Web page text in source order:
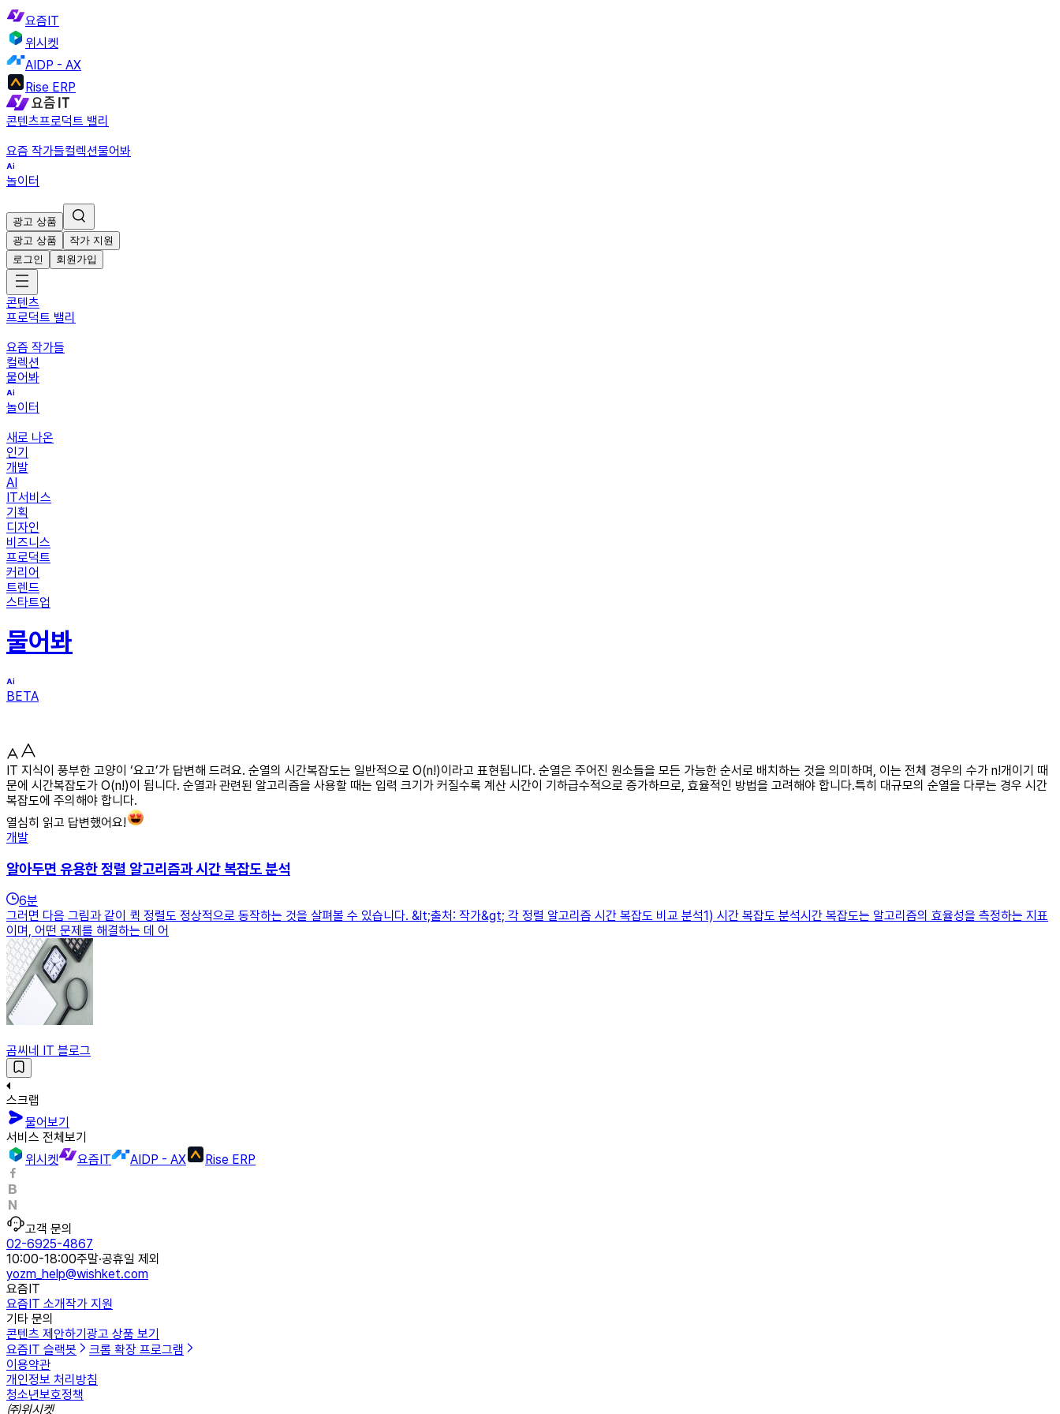
요즘IT
위시켓
AIDP - AX
Rise ERP
콘텐츠프로덕트 밸리
요즘 작가들컬렉션물어봐
놀이터
광고 상품
광고 상품
작가 지원
로그인
회원가입
콘텐츠
프로덕트 밸리
요즘 작가들
컬렉션
물어봐
놀이터
새로 나온
인기
개발
AI
IT서비스
기획
디자인
비즈니스
프로덕트
커리어
트렌드
스타트업
물어봐
BETA
IT 지식이 풍부한 고양이 ‘요고’가 답변해 드려요. 순열의 시간복잡도는 일반적으로 O(n!)이라고 표현됩니다. 순열은 주어진 원소들을 모든 가능한 순서로 배치하는 것을 의미하며, 이는 전체 경우의 수가 n!개이기 때
문에 시간복잡도가 O(n!)이 됩니다. 순열과 관련된 알고리즘을 사용할 때는 입력 크기가 커질수록 계산 시간이 기하급수적으로 증가하므로, 효율적인 방법을 고려해야 합니다.특히 대규모의 순열을 다루는 경우 시간
복잡도에 주의해야 합니다.
열심히 읽고 답변했어요!
개발
알아두면 유용한 정렬 알고리즘과 시간 복잡도 분석
6분
그러면 다음 그림과 같이 퀵 정렬도 정상적으로 동작하는 것을 살펴볼 수 있습니다. &lt;출처: 작가&gt; 각 정렬 알고리즘 시간 복잡도 비교 분석1) 시간 복잡도 분석시간 복잡도는 알고리즘의 효율성을 측정하는 지표
이며, 어떤 문제를 해결하는 데 어
곰씨네 IT 블로그
스크랩
물어보기
서비스 전체보기
위시켓
요즘IT AIDP - AX Rise ERP
고객 문의
02-6925-4867
10:00-18:00주말·공휴일 제외
yozm_help@wishket.com
요즘IT
요즘IT 소개작가 지원
기타 문의
콘텐츠 제안하기 광고 상품 보기
요즘IT 슬랙봇
크롬 확장 프로그램
이용약관
개인정보 처리방침
청소년보호정책
㈜위시켓